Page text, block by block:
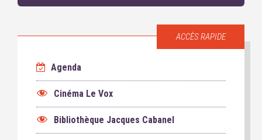
ACCÈS RAPIDE
Agenda
Cinéma Le Vox
Bibliothèque Jacques Cabanel